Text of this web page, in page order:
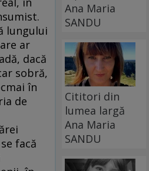
lungului
ar
dacă
sobră,
în
de
facă
Ana Maria
SANDU
Cititori din
lumea largă
Ana Maria
SANDU